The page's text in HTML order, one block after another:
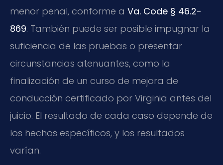
menor penal, conforme a Va. Code § 46.2-
869. También puede ser posible impugnar la
suficiencia de las pruebas o presentar
circunstancias atenuantes, como la
finalización de un curso de mejora de
conducción certificado por Virginia antes del
juicio. El resultado de cada caso depende de
los hechos específicos, y los resultados
varían.